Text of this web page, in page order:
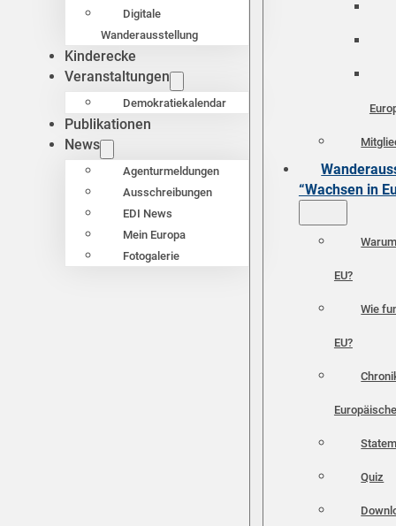
Digitale
Wanderausstellung
Kinderecke
Veranstaltungen
Demokratiekalendar
Publikationen
News
Agenturmeldungen
Ausschreibungen
EDI News
Mein Europa
Fotogalerie
“Wachsen in
EU?
Wie
EU?
Quiz